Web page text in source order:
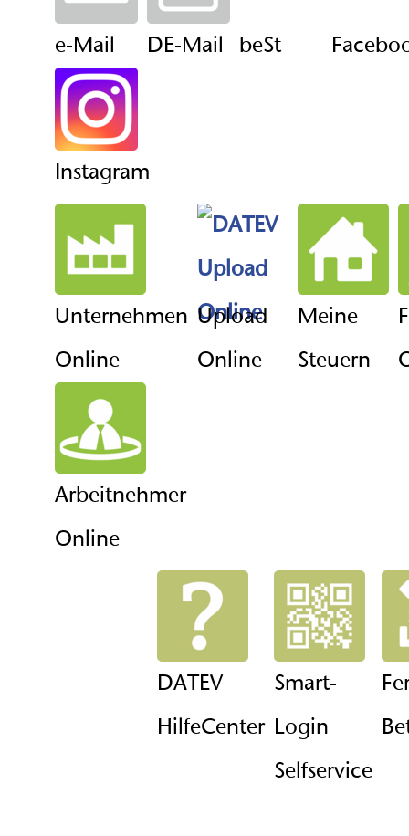
e-Mail DE-Mail beSt
Instagram
Unternehmen
Online
Upload
Online
Meine
Steuern
Arbeitnehmer
Online
DATEV
HilfeCenter
Smart-
Login
Selfservice